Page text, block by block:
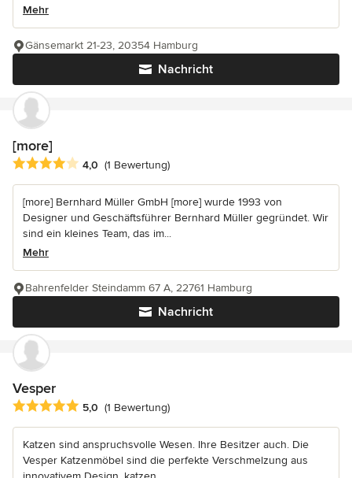
Mehr
Nachricht
Gänsemarkt 21-23, 20354 Hamburg
[more]
Durchschnittliche Bewertung: 4 von 5 Sternen
4,0 (1 Bewertung)
[more] Bernhard Müller GmbH [more] wurde 1993 von
Designer und Geschäftsführer Bernhard Müller gegründet. Wir
sind ein kleines Team, das im...
Mehr
Nachricht
Bahrenfelder Steindamm 67 A, 22761 Hamburg
Vesper
Durchschnittliche Bewertung: 5 von 5 Sternen
5,0 (1 Bewertung)
Katzen sind anspruchsvolle Wesen. Ihre Besitzer auch. Die
Vesper Katzenmöbel sind die perfekte Verschmelzung aus